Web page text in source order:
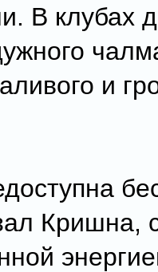
В клубах
и
Кришна,